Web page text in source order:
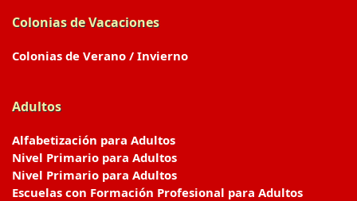
Colonias de Vacaciones
Colonias de Verano / Invierno
Adultos
Alfabetización para Adultos
Nivel Primario para Adultos
Nivel Primario para Adultos
Escuelas con Formación Profesional para Adultos